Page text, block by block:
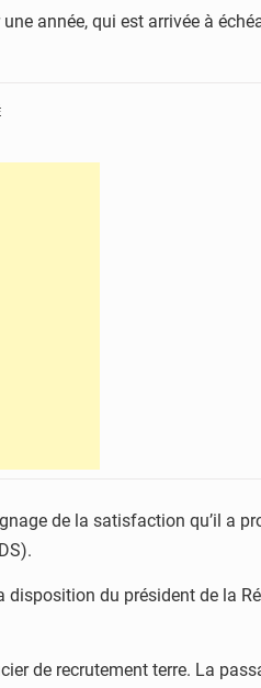
année, qui est arrivée à
de la satisfaction qu’il a
du président de la
de recrutement terre. La